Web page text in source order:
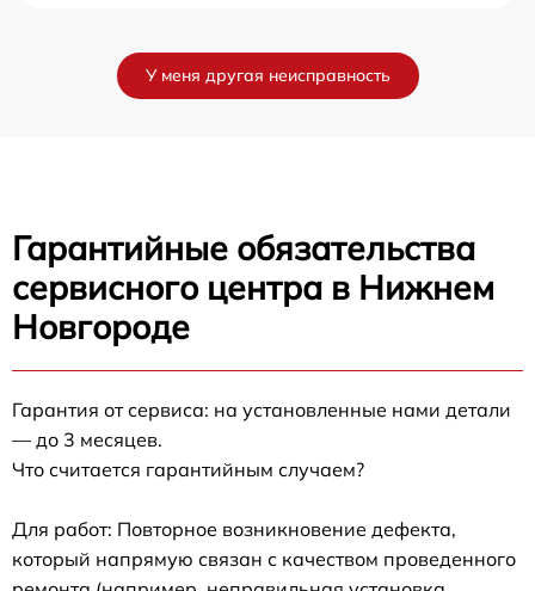
У меня другая неисправность
Гарантийные обязательства
сервисного центра в Нижнем
Новгороде
Гарантия от сервиса: на установленные нами детали
— до 3 месяцев.
Что считается гарантийным случаем?
Для работ: Повторное возникновение дефекта,
который напрямую связан с качеством проведенного